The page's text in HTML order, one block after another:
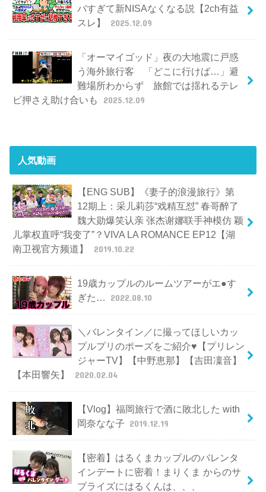
バすぎて新NISAなくなる説【2ch有益
スレ】
2025.12.09
「オーマイゴッド」夜の大地震に戸惑
う海外旅行客 「どこに行けば…」避
難場所わからず 旅館では揺れるテレ
ビ押さえ助け合いも
2025.12.09
人気動画
【ENG SUB】《妻子的浪漫旅行》第
12期上：采儿莉莎“戏精互怼” 春哥醉了
魏大勋爆笑认亲 张杰谢娜联手神模仿 颖
儿掌权直呼“我变了”？VIVA LA ROMANCE EP12【湖
南卫视官方频道】
2019.10.22
19歳カップルのルームツアーがエ●す
ぎた…
2022.08.10
＼バレンタイン／に撮ってほしいカッ
プルプリのポーズをご紹介♥【プリレン
ジャーTV】【中野恵那】【吉田凜音】
【本田響矢】
2020.02.04
【Vlog】福岡旅行で酒に敗北した with
岡奈なな子 2019.12.19
【密着】はるくまカップルのバレンタ
インデートに密着！まりくま からのサ
プライズにはるくんは、、、